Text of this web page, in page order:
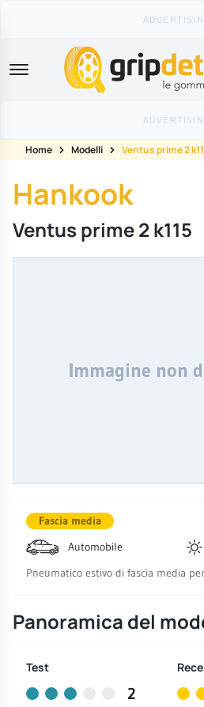
Home Modelli Ventus prime 2
Hankook
Ventus prime 2 k115
Immagine non
Fascia media
Automobile
Pneumatico estivo di fascia media
Panoramica del
Test
2